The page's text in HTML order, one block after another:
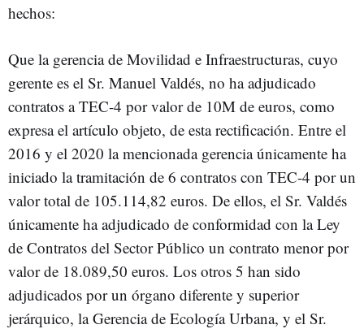
hechos:
Que la gerencia de Movilidad e Infraestructuras, cuyo
gerente es el Sr. Manuel Valdés, no ha adjudicado
contratos a TEC-4 por valor de 10M de euros, como
expresa el artículo objeto, de esta rectificación. Entre el
2016 y el 2020 la mencionada gerencia únicamente ha
iniciado la tramitación de 6 contratos con TEC-4 por un
valor total de 105.114,82 euros. De ellos, el Sr. Valdés
únicamente ha adjudicado de conformidad con la Ley
de Contratos del Sector Público un contrato menor por
valor de 18.089,50 euros. Los otros 5 han sido
adjudicados por un órgano diferente y superior
jerárquico, la Gerencia de Ecología Urbana, y el Sr.